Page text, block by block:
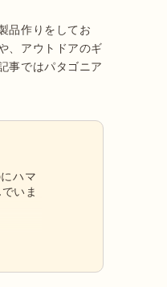
品作りをしてお
、アウトドアのギ
事ではパタゴニア
ハマ
いま